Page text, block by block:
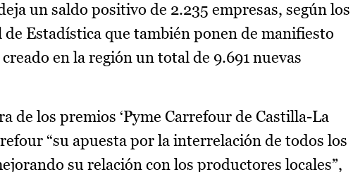
un saldo positivo de 2.235 empresas, según los
Estadística que también ponen de manifiesto
en la región un total de 9.691 nuevas
de los premios ‘Pyme Carrefour de Castilla-La
“su apuesta por la interrelación de todos los
su relación con los productores locales”,